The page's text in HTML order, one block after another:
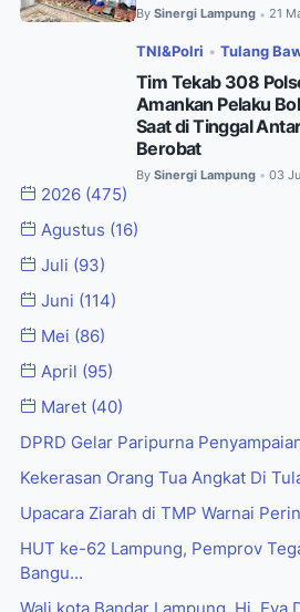
By Sinergi Lampung • 21
TNI&Polri • Tulang
Tim Tekab 308
Amankan Pelaku
Saat di Tinggal
Berobat
By Sinergi Lampung • 03
2026 (475)
Agustus (16)
Juli (93)
Juni (114)
Mei (86)
April (95)
Maret (40)
DPRD Gelar Paripurna
Kekerasan Orang Tua Angkat Di
Upacara Ziarah di TMP Warnai
HUT ke-62 Lampung, Pemprov
Bangu...